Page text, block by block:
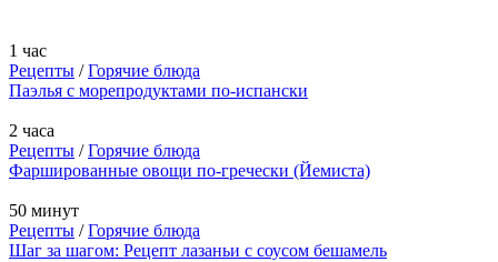
1 час
Рецепты /Горячие блюда
Паэлья с морепродуктами по-испански
2 часа
Рецепты /Горячие блюда
Фаршированные овощи по-гречески (Йемиста)
50 минут
Рецепты /Горячие блюда
Шаг за шагом: Рецепт лазаньи с соусом бешамель